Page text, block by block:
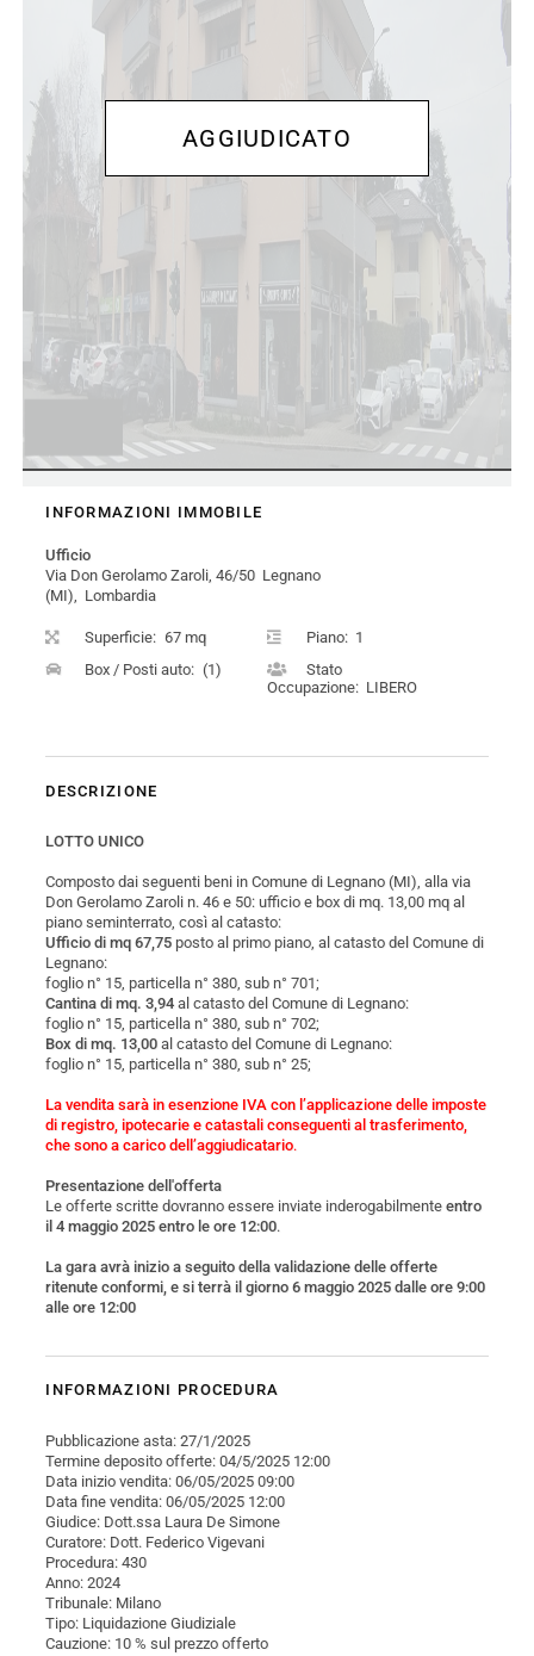
INFORMAZIONI IMMOBILE
Ufficio
Via Don Gerolamo Zaroli, 46/50 Legnano
(MI), Lombardia
Superficie: 67 mq Piano: 1
Box / Posti auto: (1)
Stato
Occupazione: LIBERO
DESCRIZIONE
LOTTO UNICO
Composto dai seguenti beni in Comune di Legnano (MI), alla via
Don Gerolamo Zaroli n. 46 e 50: ufficio e box di mq. 13,00 mq al
piano seminterrato, così al catasto:
Ufficio di mq 67,75 posto al primo piano, al catasto del Comune di
Legnano:
foglio n° 15, particella n° 380, sub n° 701;
Cantina di mq. 3,94 al catasto del Comune di Legnano:
foglio n° 15, particella n° 380, sub n° 702;
Box di mq. 13,00 al catasto del Comune di Legnano:
foglio n° 15, particella n° 380, sub n° 25;
La vendita sarà in esenzione IVA con l’applicazione delle imposte
di registro, ipotecarie e catastali conseguenti al trasferimento,
che sono a carico dell’aggiudicatario.
Presentazione dell'offerta
Le offerte scritte dovranno essere inviate inderogabilmenteentro
il 4 maggio 2025 entro le ore 12:00.
La gara avrà inizio a seguito della validazione delle offerte
ritenute conformi, e si terrà il giorno 6 maggio 2025 dalle ore 9:00
alle ore 12:00
INFORMAZIONI PROCEDURA
Pubblicazione asta: 27/1/2025
Termine deposito offerte: 04/5/2025 12:00
Data inizio vendita: 06/05/2025 09:00
Data fine vendita: 06/05/2025 12:00
Giudice: Dott.ssa Laura De Simone
Curatore: Dott. Federico Vigevani
Procedura: 430
Anno: 2024
Tribunale: Milano
Tipo: Liquidazione Giudiziale
Cauzione: 10 % sul prezzo offerto